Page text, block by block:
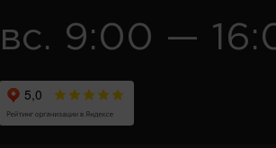
вс. 9:00 —